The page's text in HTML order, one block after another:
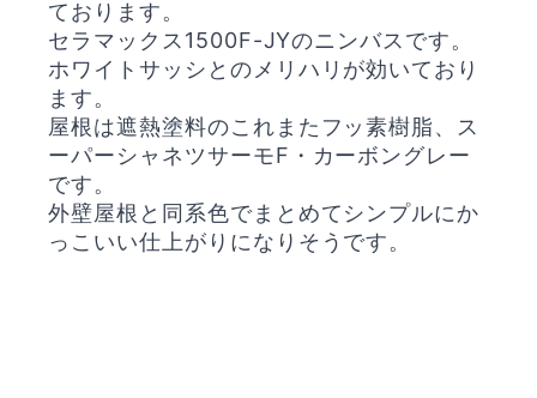
ております。
セラマックス1500F-JYのニンバスです。
ホワイトサッシとのメリハリが効いており
ます。
屋根は遮熱塗料のこれまたフッ素樹脂、ス
ーパーシャネツサーモF・カーボングレー
です。
外壁屋根と同系色でまとめてシンプルにか
っこいい仕上がりになりそうです。